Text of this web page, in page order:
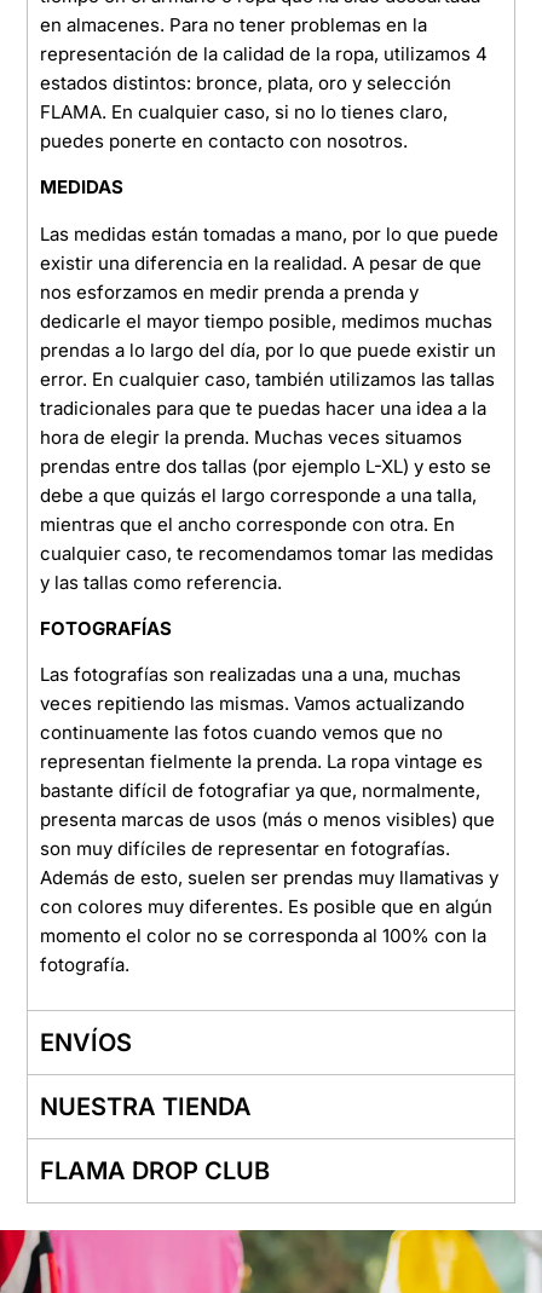
en almacenes. Para no tener problemas en la
representación de la calidad de la ropa, utilizamos 4
estados distintos: bronce, plata, oro y selección
FLAMA. En cualquier caso, si no lo tienes claro,
puedes ponerte en contacto con nosotros.
MEDIDAS
Las medidas están tomadas a mano, por lo que puede
existir una diferencia en la realidad. A pesar de que
nos esforzamos en medir prenda a prenda y
dedicarle el mayor tiempo posible, medimos muchas
prendas a lo largo del día, por lo que puede existir un
error. En cualquier caso, también utilizamos las tallas
tradicionales para que te puedas hacer una idea a la
hora de elegir la prenda. Muchas veces situamos
prendas entre dos tallas (por ejemplo L-XL) y esto se
debe a que quizás el largo corresponde a una talla,
mientras que el ancho corresponde con otra. En
cualquier caso, te recomendamos tomar las medidas
y las tallas como referencia.
FOTOGRAFÍAS
Las fotografías son realizadas una a una, muchas
veces repitiendo las mismas. Vamos actualizando
continuamente las fotos cuando vemos que no
representan fielmente la prenda. La ropa vintage es
bastante difícil de fotografiar ya que, normalmente,
presenta marcas de usos (más o menos visibles) que
son muy difíciles de representar en fotografías.
Además de esto, suelen ser prendas muy llamativas y
con colores muy diferentes. Es posible que en algún
momento el color no se corresponda al 100% con la
fotografía.
ENVÍOS
NUESTRA TIENDA
FLAMA DROP CLUB